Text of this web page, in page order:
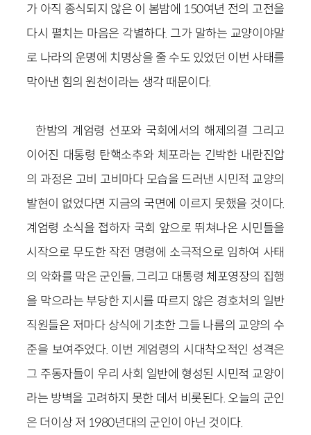
가 아직 종식되지 않은 이 봄밤에 150여년 전의 고전을
다시 펼치는 마음은 각별하다. 그가 말하는 교양이야말
로 나라의 운명에 치명상을 줄 수도 있었던 이번 사태를
막아낸 힘의 원천이라는 생각 때문이다.
한밤의 계엄령 선포와 국회에서의 해제의결 그리고
이어진 대통령 탄핵소추와 체포라는 긴박한 내란진압
의 과정은 고비 고비마다 모습을 드러낸 시민적 교양의
발현이 없었다면 지금의 국면에 이르지 못했을 것이다.
계엄령 소식을 접하자 국회 앞으로 뛰쳐나온 시민들을
시작으로 무도한 작전 명령에 소극적으로 임하여 사태
의 악화를 막은 군인들, 그리고 대통령 체포영장의 집행
을 막으라는 부당한 지시를 따르지 않은 경호처의 일반
직원들은 저마다 상식에 기초한 그들 나름의 교양의 수
준을 보여주었다. 이번 계엄령의 시대착오적인 성격은
그 주동자들이 우리 사회 일반에 형성된 시민적 교양이
라는 방벽을 고려하지 못한 데서 비롯된다. 오늘의 군인
은 더이상 저 1980년대의 군인이 아닌 것이다.